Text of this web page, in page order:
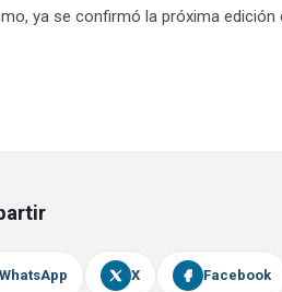
ya se confirmó la próxima edición
WhatsApp X Facebook